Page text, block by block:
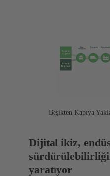
Beşikten Kapıya
Dijital ikiz,
yaratıyor